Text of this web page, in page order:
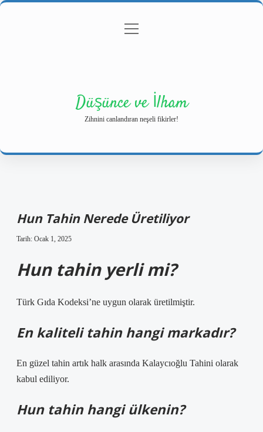
Gizlilik Politikası
menüyü
Düşünce ve İlham
Zihnini canlandıran neşeli fikirler!
Hun Tahin Nerede Üretiliyor
Tarih: Ocak 1, 2025
Hun tahin yerli mi?
Türk Gıda Kodeksi’ne uygun olarak üretilmiştir.
En kaliteli tahin hangi markadır?
En güzel tahin artık halk arasında Kalaycıoğlu Tahini olarak
kabul ediliyor.
Hun tahin hangi ülkenin?